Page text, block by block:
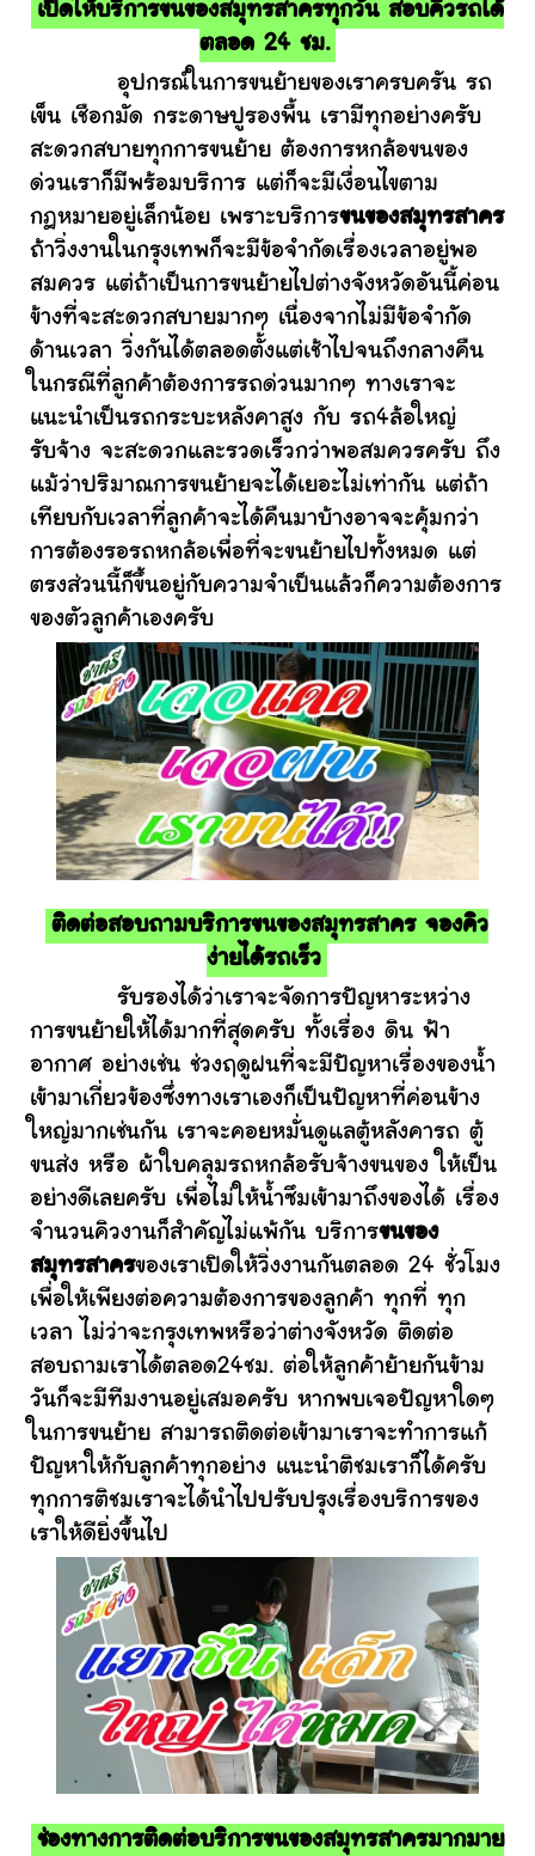
เปิดให้บริการขนของสมุทรสาครทุกวัน สอบคิวรถได้
ตลอด 24 ชม.
อุปกรณ์ในการขนย้ายของเราครบครัน รถ
เข็น เชือกมัด กระดาษปูรองพื้น เรามีทุกอย่างครับ
สะดวกสบายทุกการขนย้าย ต้องการหกล้อขนของ
ด่วนเราก็มีพร้อมบริการ แต่ก็จะมีเงื่อนไขตาม
กฎหมายอยู่เล็กน้อย เพราะบริการขนของสมุทรสาคร
ถ้าวิ่งงานในกรุงเทพก็จะมีข้อจำกัดเรื่องเวลาอยู่พอ
สมควร แต่ถ้าเป็นการขนย้ายไปต่างจังหวัดอันนี้ค่อน
ข้างที่จะสะดวกสบายมากๆ เนื่องจากไม่มีข้อจำกัด
ด้านเวลา วิ่งกันได้ตลอดตั้งแต่เช้าไปจนถึงกลางคืน
ในกรณีที่ลูกค้าต้องการรถด่วนมากๆ ทางเราจะ
แนะนำเป็นรถกระบะหลังคาสูง กับ รถ4ล้อใหญ่
รับจ้าง จะสะดวกและรวดเร็วกว่าพอสมควรครับ ถึง
แม้ว่าปริมาณการขนย้ายจะได้เยอะไม่เท่ากัน แต่ถ้า
เทียบกับเวลาที่ลูกค้าจะได้คืนมาบ้างอาจจะคุ้มกว่า
การต้องรอรถหกล้อเพื่อที่จะขนย้ายไปทั้งหมด แต่
ตรงส่วนนี้ก็ขึ้นอยู่กับความจำเป็นแล้วก็ความต้องการ
ของตัวลูกค้าเองครับ
ติดต่อสอบถามบริการขนของสมุทรสาคร จองคิว
ง่ายได้รถเร็ว
รับรองได้ว่าเราจะจัดการปัญหาระหว่าง
การขนย้ายให้ได้มากที่สุดครับ ทั้งเรื่อง ดิน ฟ้า
อากาศ อย่างเช่น ช่วงฤดูฝนที่จะมีปัญหาเรื่องของน้ำ
เข้ามาเกี่ยวข้องซึ่งทางเราเองก็เป็นปัญหาที่ค่อนข้าง
ใหญ่มากเช่นกัน เราจะคอยหมั่นดูแลตู้หลังคารถ ตู้
ขนส่ง หรือ ผ้าใบคลุมรถหกล้อรับจ้างขนของ ให้เป็น
อย่างดีเลยครับ เพื่อไม่ให้น้ำซึมเข้ามาถึงของได้ เรื่อง
จำนวนคิวงานก็สำคัญไม่แพ้กัน บริการขนของ
สมุทรสาครของเราเปิดให้วิ่งงานกันตลอด 24 ชั่วโมง
เพื่อให้เพียงต่อความต้องการของลูกค้า ทุกที่ ทุก
เวลา ไม่ว่าจะกรุงเทพหรือว่าต่างจังหวัด ติดต่อ
สอบถามเราได้ตลอด24ชม. ต่อให้ลูกค้าย้ายกันข้าม
วันก็จะมีทีมงานอยู่เสมอครับ หากพบเจอปัญหาใดๆ
ในการขนย้าย สามารถติดต่อเข้ามาเราจะทำการแก้
ปัญหาให้กับลูกค้าทุกอย่าง แนะนำติชมเราก็ได้ครับ
ทุกการติชมเราจะได้นำไปปรับปรุงเรื่องบริการของ
เราให้ดียิ่งขึ้นไป
ช่องทางการติดต่อบริการขนของสมุทรสาครมากมาย